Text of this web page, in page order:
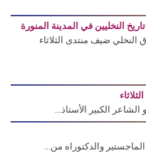
النخليين في المدينة المنورة
النخلي ضيف منتدى الثلاثاء
الكبير الأستاذ...
والدكتوراه من...